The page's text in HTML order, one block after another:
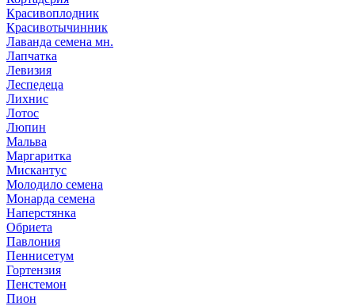
Красивоплодник
Красивотычинник
Лаванда семена мн.
Лапчатка
Левизия
Леспедеца
Лихнис
Лотос
Люпин
Мальва
Маргаритка
Мискантус
Молодило семена
Монарда семена
Наперстянка
Обриета
Павлония
Пеннисетум
Гортензия
Пенстемон
Пион